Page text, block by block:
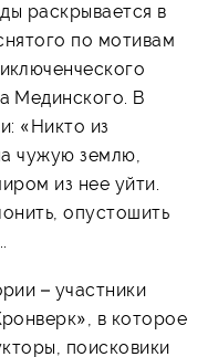
раскрывается в
по мотивам
Мединского. В
«Никто из
чужую землю,
из нее уйти.
опустошить
– участники
в которое
поисковики